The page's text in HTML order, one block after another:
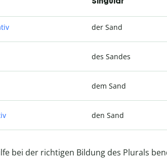
der Sand
des Sandes
dem Sand
den Sand
bei der richtigen Bildung des Plurals